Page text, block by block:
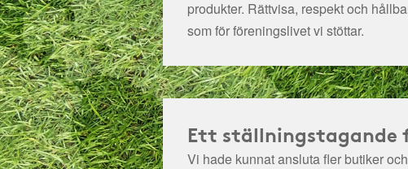
produkter. Rättvisa, respekt och
som för föreningslivet vi stöttar.
Ett ställningstagande
Vi hade kunnat ansluta fler butiker